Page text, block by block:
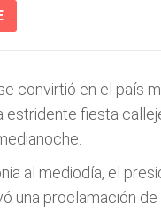
convirtió en el país
estridente fiesta
al mediodía, el
una proclamación de